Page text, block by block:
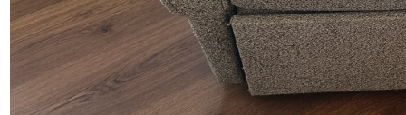
RezervovánoZbavuji se 2x lampy IKEA bílá + 1x nástavec
Daruji
Praha
Před 3 měsíci
300